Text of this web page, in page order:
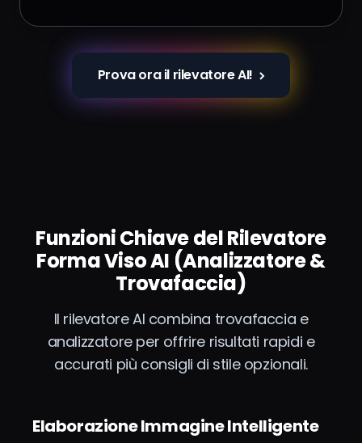
Prova ora il rilevatore AI!
Funzioni Chiave del Rilevatore
Forma Viso AI (Analizzatore &
Trovafaccia)
Il rilevatore AI combina trovafaccia e
analizzatore per offrire risultati rapidi e
accurati più consigli di stile opzionali.
Elaborazione Immagine Intelligente